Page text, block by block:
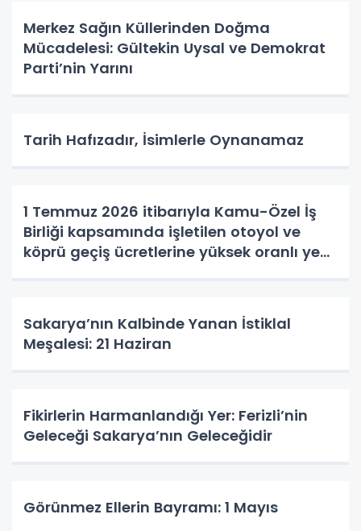
Merkez Sağın Küllerinden Doğma
Mücadelesi: Gültekin Uysal ve Demokrat
Parti’nin Yarını
Tarih Hafızadır, İsimlerle Oynanamaz
1 Temmuz 2026 itibarıyla Kamu-Özel İş
Birliği kapsamında işletilen otoyol ve
köprü geçiş ücretlerine yüksek oranlı yeni
Sakarya’nın Kalbinde Yanan İstiklal
Meşalesi: 21 Haziran
Fikirlerin Harmanlandığı Yer: Ferizli’nin
Geleceği Sakarya’nın Geleceğidir
Görünmez Ellerin Bayramı: 1 Mayıs